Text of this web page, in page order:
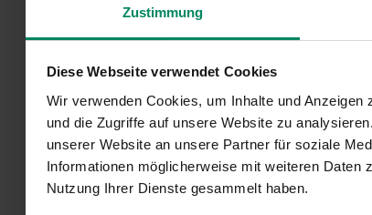
Zustimmung
Diese Webseite verwendet Cookies
Wir verwenden Cookies, um Inhalte und
und die Zugriffe auf unsere Website zu
unserer Website an unsere Partner für soziale
Informationen möglicherweise mit weiteren Daten
Nutzung Ihrer Dienste gesammelt haben.
Gewinnen Sie Einblicke in die
den Zahlen und Daten aus unseren
der KPC.
Wir informieren Sie über die im
einmalige ﬁnanzielle Unterstützung
September 2024 beschädigt wurde.